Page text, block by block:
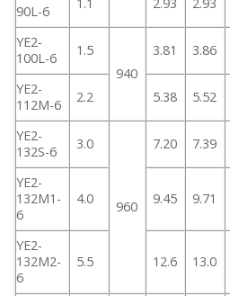
90L-6
YE2-
100L-6
1.5
940
3.81 3.86
YE2-
112M-6
2.2 5.38 5.52
YE2-
132S-6
3.0
960
7.20 7.39
YE2-
132M1-
6
4.0 9.45 9.71
YE2-
132M2-
6
5.5 12.6 13.0